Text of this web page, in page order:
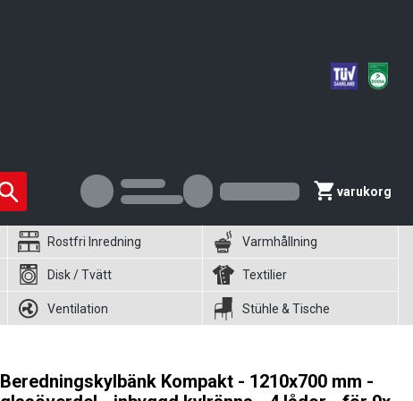
varukorg
Rostfri Inredning Varmhållning
Disk / Tvätt Textilier
Ventilation Stühle & Tische
Beredningskylbänk Kompakt - 1210x700 mm -